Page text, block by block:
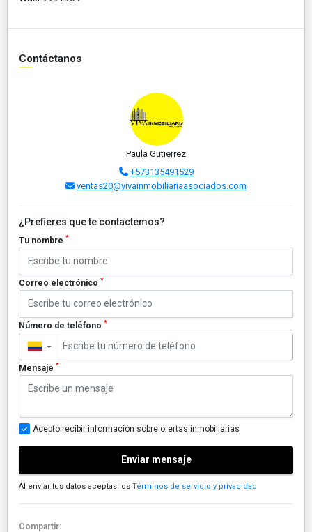
Contáctanos
Paula Gutierrez
+573135491529
ventas20@vivainmobiliariaasociados.com
¿Prefieres que te contactemos?
Tu nombre *
Correo electrónico *
Número de teléfono *
▼
Mensaje *
Acepto recibir información sobre ofertas inmobiliarias
Enviar mensaje
Al enviar tus datos aceptas los Términos de servicio y privacidad
Compartir: